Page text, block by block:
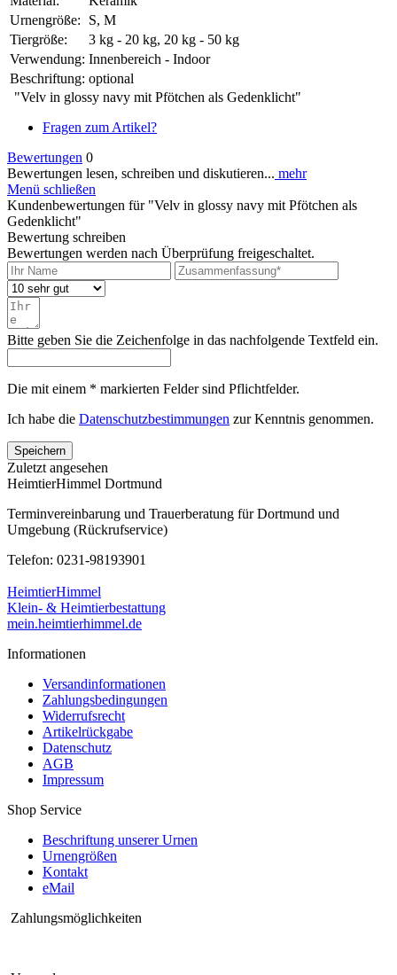
Urnengröße:
S, M
Tiergröße:
3 kg - 20 kg, 20 kg - 50 kg
Verwendung: Innenbereich - Indoor
Beschriftung: optional
"Velv in glossy navy mit Pfötchen als Gedenklicht"
Fragen zum Artikel?
Bewertungen 0
Bewertungen lesen, schreiben und diskutieren... mehr
Menü schließen
Kundenbewertungen für "Velv in glossy navy mit Pfötchen als
Gedenklicht"
Bewertung schreiben
Bewertungen werden nach Überprüfung freigeschaltet.
Bitte geben Sie die Zeichenfolge in das nachfolgende Textfeld ein.
Die mit einem * markierten Felder sind Pflichtfelder.
Ich habe die Datenschutzbestimmungen zur Kenntnis genommen.
Speichern
Zuletzt angesehen
HeimtierHimmel Dortmund
Terminvereinbarung und Trauerberatung für Dortmund und
Umgebung (Rückrufservice)
Telefon: 0231-98193901
HeimtierHimmel
Klein- & Heimtierbestattung
mein.heimtierhimmel.de
Informationen
Versandinformationen
Zahlungsbedingungen
Widerrufsrecht
Artikelrückgabe
Datenschutz
AGB
Impressum
Shop Service
Beschriftung unserer Urnen
Urnengrößen
Kontakt
eMail
Zahlungsmöglichkeiten